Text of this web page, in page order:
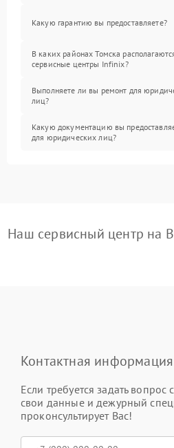
Какую гарантию вы предоставляете?
В каких районах Томска
сервисные центры Infinix?
Выполняете ли вы ремонт для
лиц?
Какую документацию вы
для юридических лиц?
Наш сервисный центр на
Контактная информация
Если требуется задать вопрос
свои данные и дежурный
проконсультирует Вас!